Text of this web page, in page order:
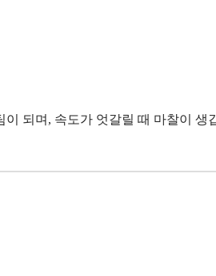
되며, 속도가 엇갈릴 때 마찰이 생